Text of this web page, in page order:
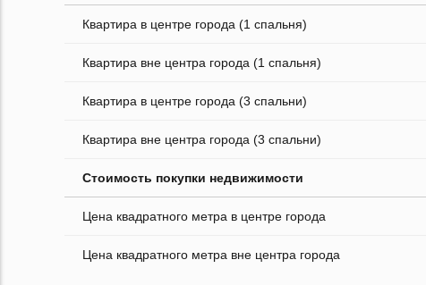
Квартира в центре города (1 спальня)
Квартира вне центра города (1 спальня)
Квартира в центре города (3 спальни)
Квартира вне центра города (3 спальни)
Стоимость покупки недвижимости
Цена квадратного метра в центре города
Цена квадратного метра вне центра города